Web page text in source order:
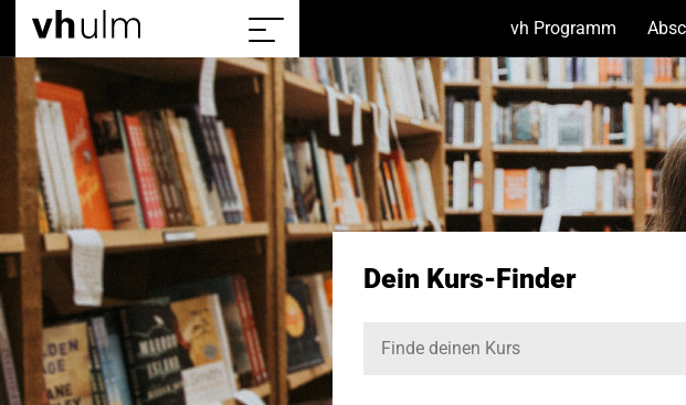
Sitemap
einblenden/ausblenden
vh Programm
Dein Kurs-Finder